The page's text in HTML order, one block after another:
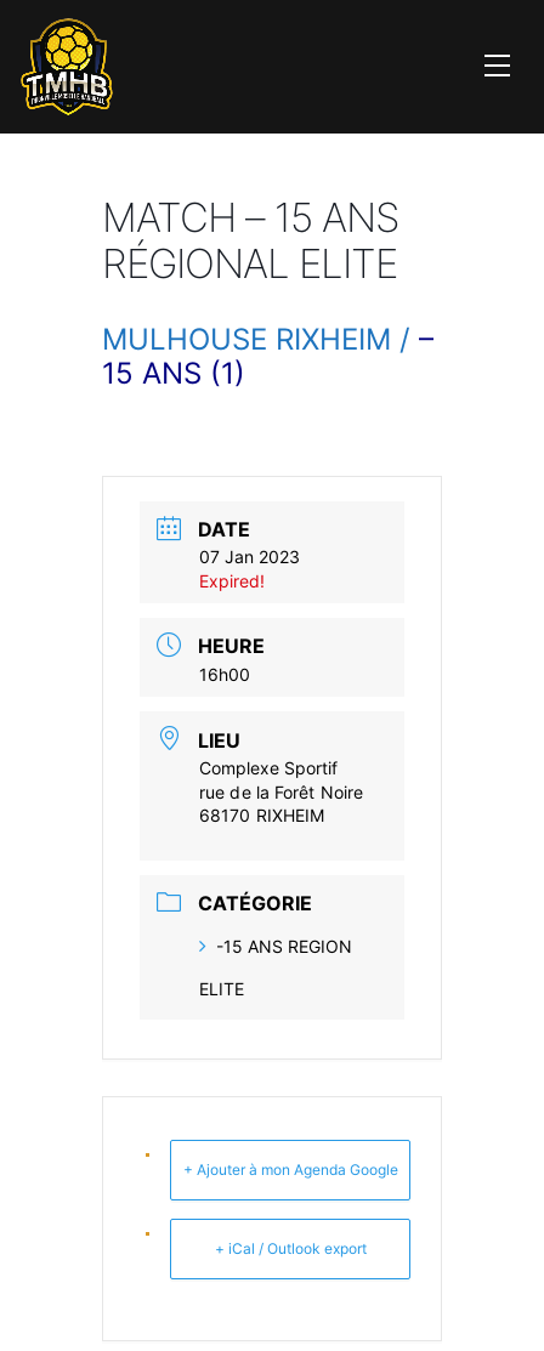
MATCH – 15 ANS
RÉGIONAL ELITE
MULHOUSE RIXHEIM / –
15 ANS (1)
DATE
07 Jan 2023
Expired!
HEURE
16h00
LIEU
Complexe Sportif
rue de la Forêt Noire
68170 RIXHEIM
CATÉGORIE
-15 ANS REGION
ELITE
+ Ajouter à mon Agenda Google
+ iCal / Outlook export